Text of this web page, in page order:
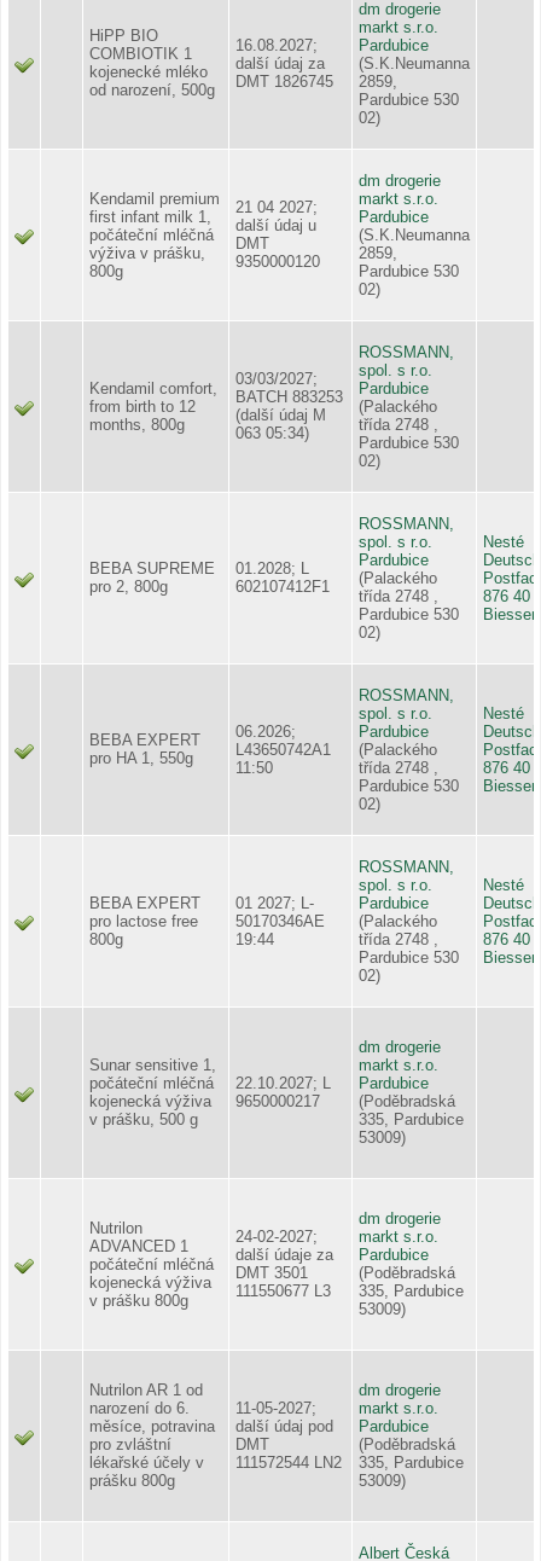
HiPP BIO
COMBIOTIK 1
kojenecké mléko
od narození, 500g
16.08.2027;
další údaj za
DMT 1826745
dm drogerie
markt s.r.o.
Pardubice
(S.K.Neumanna
2859,
Pardubice 530
02)
Kendamil premium
first infant milk 1,
počáteční mléčná
výživa v prášku,
800g
21 04 2027;
další údaj u
DMT
9350000120
dm drogerie
markt s.r.o.
Pardubice
(S.K.Neumanna
2859,
Pardubice 530
02)
Kendamil comfort,
from birth to 12
months, 800g
03/03/2027;
BATCH 883253
(další údaj M
063 05:34)
ROSSMANN,
spol. s r.o.
Pardubice
(Palackého
třída 2748 ,
Pardubice 530
02)
BEBA SUPREME
pro 2, 800g
01.2028; L
602107412F1
ROSSMANN,
spol. s r.o.
Pardubice
(Palackého
třída 2748 ,
Pardubice 530
02)
Nesté
876 40
BEBA EXPERT
pro HA 1, 550g
06.2026;
L43650742A1
11:50
ROSSMANN,
spol. s r.o.
Pardubice
(Palackého
třída 2748 ,
Pardubice 530
02)
Nesté
876 40
BEBA EXPERT
pro lactose free
800g
01 2027; L-
50170346AE
19:44
ROSSMANN,
spol. s r.o.
Pardubice
(Palackého
třída 2748 ,
Pardubice 530
02)
Nesté
876 40
Sunar sensitive 1,
počáteční mléčná
kojenecká výživa
v prášku, 500 g
22.10.2027; L
9650000217
dm drogerie
markt s.r.o.
Pardubice
(Poděbradská
335, Pardubice
53009)
Nutrilon
ADVANCED 1
počáteční mléčná
kojenecká výživa
v prášku 800g
24-02-2027;
další údaje za
DMT 3501
111550677 L3
dm drogerie
markt s.r.o.
Pardubice
(Poděbradská
335, Pardubice
53009)
Nutrilon AR 1 od
narození do 6.
měsíce, potravina
pro zvláštní
lékařské účely v
prášku 800g
11-05-2027;
další údaj pod
DMT
111572544 LN2
dm drogerie
markt s.r.o.
Pardubice
(Poděbradská
335, Pardubice
53009)
Albert Česká